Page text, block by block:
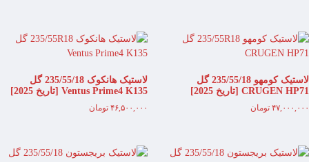
لاستیک کومهو 235/55/18 گل
CRUGEN HP71 [تاریخ 2025]
۴۷,۰۰۰,۰۰۰ تومان
لاستیک هانکوک 235/55/18 گل
Ventus Prime4 K135 [تاریخ 2025]
۴۶,۵۰۰,۰۰۰ تومان